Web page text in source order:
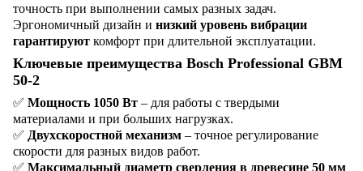
точность при выполнении самых разных задач.
Эргономичный дизайн и низкий уровень вибрации
гарантируют комфорт при длительной эксплуатации.
Ключевые преимущества Bosch Professional GBM
50-2
✅ Мощность 1050 Вт – для работы с твердыми
материалами и при больших нагрузках.
✅ Двухскоростной механизм – точное регулирование
скорости для разных видов работ.
✅ Максимальный диаметр сверления в древесине 50 мм